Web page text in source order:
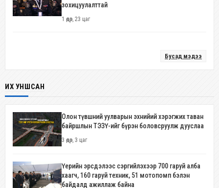
зохицуулалттай
1 өдөр, 23 цаг
Бусад мэдээ
ИХ УНШСАН
Олон түвшний уулварын эхнийий хэрэгжих таван
байршлын ТЭЗҮ-ийг бүрэн боловсруулж дууслаа
3 өдөр, 3 цаг
Үерийн эрсдэлээс сэргийлэхээр 700 гаруй алба
хаагч, 160 гаруй техник, 51 мотопомп бэлэн
байдалд ажиллаж байна